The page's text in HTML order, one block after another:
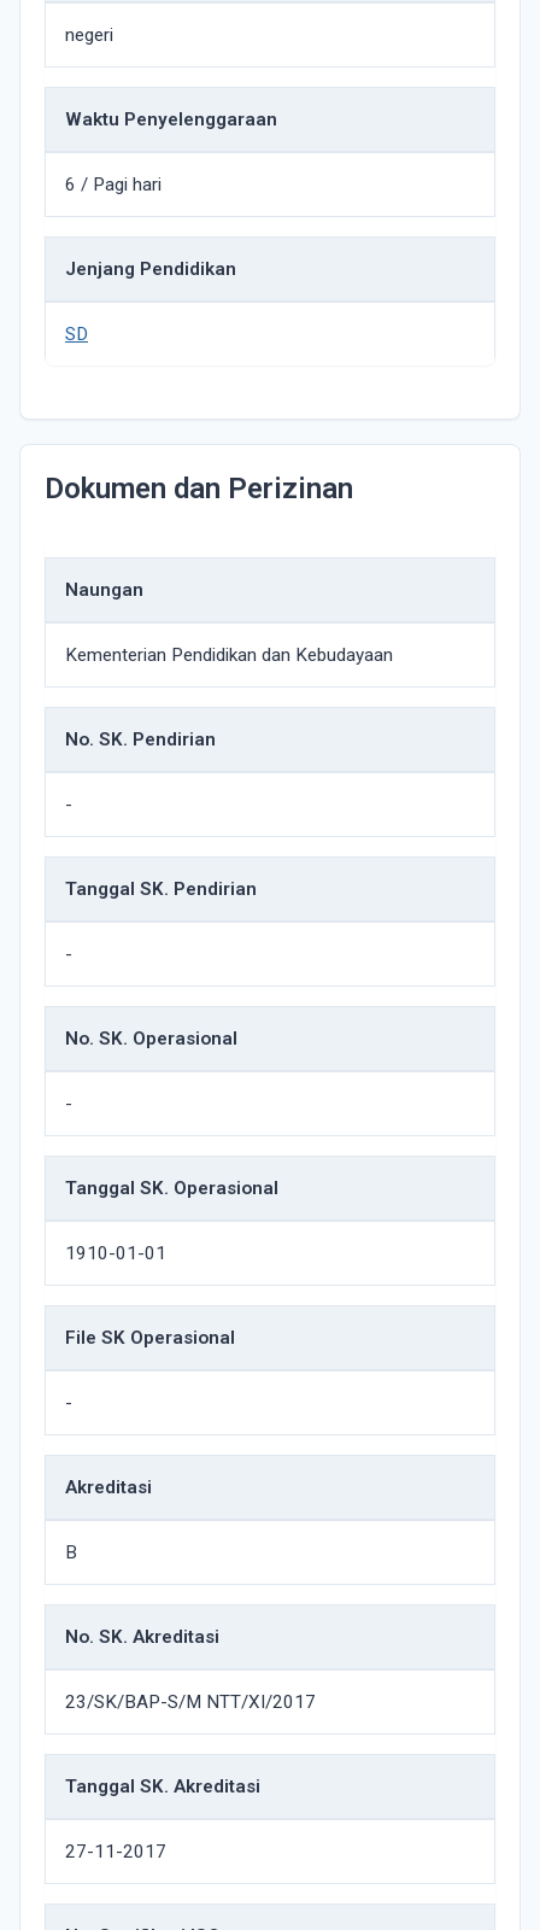
negeri
Waktu Penyelenggaraan
6 / Pagi hari
Jenjang Pendidikan
SD
Dokumen dan Perizinan
Naungan
Kementerian Pendidikan dan Kebudayaan
No. SK. Pendirian
-
Tanggal SK. Pendirian
-
No. SK. Operasional
-
Tanggal SK. Operasional
1910-01-01
File SK Operasional
-
Akreditasi
B
No. SK. Akreditasi
23/SK/BAP-S/M NTT/XI/2017
Tanggal SK. Akreditasi
27-11-2017